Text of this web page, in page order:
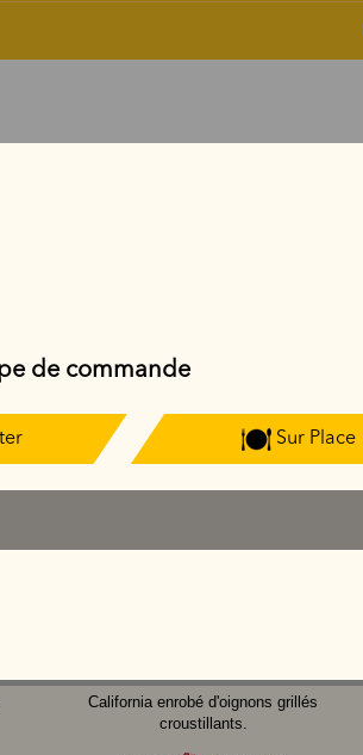
California enrobé d'oignons grillés
croustillants.